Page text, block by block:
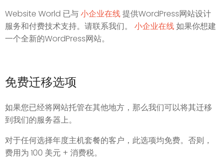
Website World 已与小企业在线提供WordPress网站设计
服务和付费技术支持。请联系我们。 小企业在线如果你想建
一个全新的WordPress网站。
免费迁移选项
如果您已经将网站托管在其他地方，那么我们可以将其迁移
到我们的服务器上。
对于任何选择年度主机套餐的客户，此选项均免费。否则，
费用为 100 美元 + 消费税。